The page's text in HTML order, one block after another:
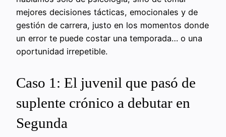
mejores decisiones tácticas, emocionales y de
gestión de carrera, justo en los momentos donde
un error te puede costar una temporada… o una
oportunidad irrepetible.
Caso 1: El juvenil que pasó de
suplente crónico a debutar en
Segunda